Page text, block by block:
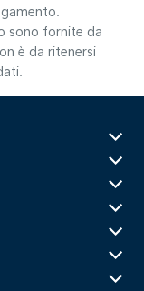
sono fornite da
è da ritenersi